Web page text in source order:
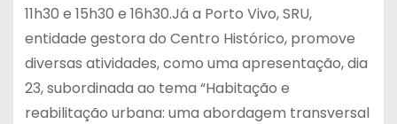
11h30 e 15h30 e 16h30.Já a Porto Vivo, SRU,
entidade gestora do Centro Histórico, promove
diversas atividades, como uma apresentação, dia
23, subordinada ao tema “Habitação e
reabilitação urbana: uma abordagem transversal